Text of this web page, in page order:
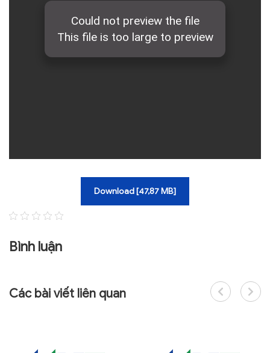
TRA CỨU VĂN BẢN
TRAO ĐỔI
Download [47,87 MB]
Bình luận
Các bài viết liên quan